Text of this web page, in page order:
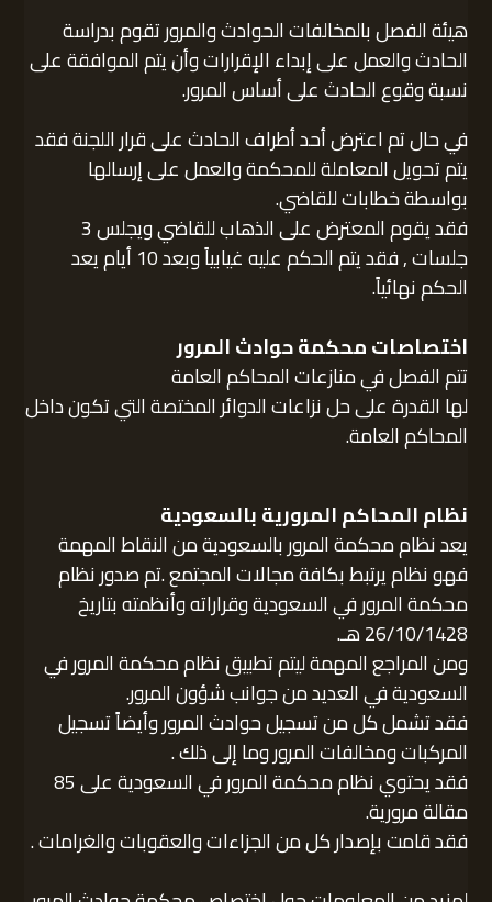
هيئة الفصل بالمخالفات الحوادث والمرور تقوم بدراسة
الحادث والعمل على إبداء الإقرارات وأن يتم الموافقة على
نسبة وقوع الحادث على أساس المرور.
في حال تم اعترض أحد أطراف الحادث على قرار اللجنة فقد
يتم تحويل المعاملة للمحكمة والعمل على إرسالها
بواسطة خطابات للقاضي.
فقد يقوم المعترض على الذهاب للقاضي ويجلس 3
جلسات , فقد يتم الحكم عليه غيابياً وبعد 10 أيام يعد
الحكم نهائياً.
اختصاصات محكمة حوادث المرور
تتم الفصل في منازعات المحاكم العامة
لها القدرة على حل نزاعات الدوائر المختصة التي تكون داخل
المحاكم العامة.
نظام المحاكم المرورية بالسعودية
يعد نظام محكمة المرور بالسعودية من النقاط المهمة
فهو نظام يرتبط بكافة مجالات المجتمع .تم صدور نظام
محكمة المرور في السعودية وقراراته وأنظمته بتاريخ
26/10/1428 هـ.
ومن المراجع المهمة ليتم تطبيق نظام محكمة المرور في
السعودية في العديد من جوانب شؤون المرور.
فقد تشمل كل من تسجيل حوادث المرور وأيضاً تسجيل
المركبات ومخالفات المرور وما إلى ذلك .
فقد يحتوي نظام محكمة المرور في السعودية على 85
مقالة مرورية.
فقد قامت بإصدار كل من الجزاءات والعقوبات والغرامات .